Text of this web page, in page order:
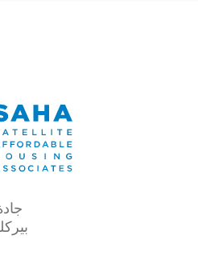
1835